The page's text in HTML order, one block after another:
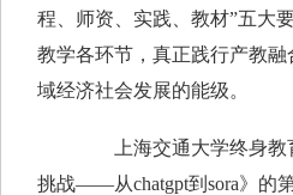
程、师资、实践、教材”五大
教学各环节，真正践行产教
域经济社会发展的能级。
上海交通大学终身教育学
挑战——从chatgpt到sora》的